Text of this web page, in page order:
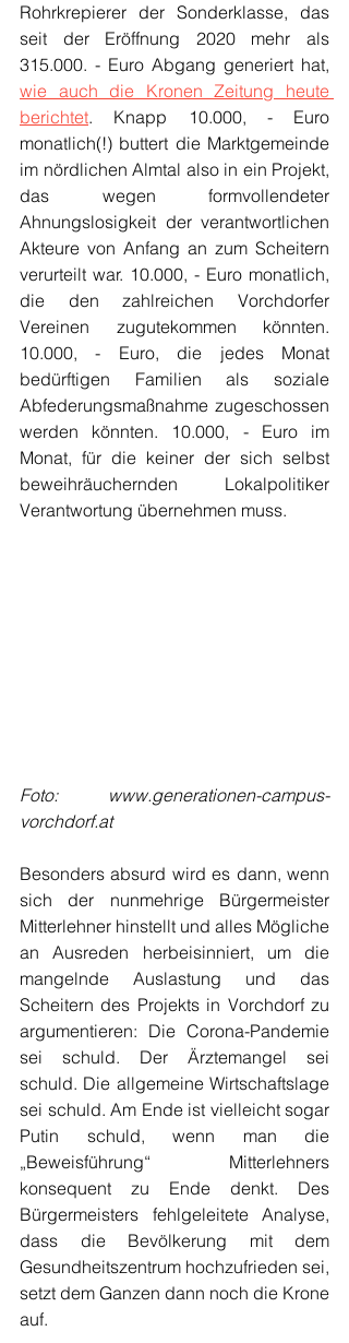
Rohrkrepierer der Sonderklasse, das
seit der Eröffnung 2020 mehr als
wie auch die Kronen Zeitung heute
berichtet. Knapp 10.000, - Euro
monatlich(!) buttert die Marktgemeinde
im nördlichen Almtal also in ein Projekt,
das wegen formvollendeter
Ahnungslosigkeit der verantwortlichen
Akteure von Anfang an zum Scheitern
verurteilt war. 10.000, - Euro monatlich,
die den zahlreichen Vorchdorfer
Vereinen zugutekommen könnten.
10.000, - Euro, die jedes Monat
bedürftigen Familien als soziale
Abfederungsmaßnahme zugeschossen
werden könnten. 10.000, - Euro im
Monat, für die keiner der sich selbst
beweihräuchernden Lokalpolitiker
Verantwortung übernehmen muss.
Foto: www.generationen-campus-
vorchdorf.at
Besonders absurd wird es dann, wenn
sich der nunmehrige Bürgermeister
Mitterlehner hinstellt und alles Mögliche
an Ausreden herbeisinniert, um die
mangelnde Auslastung und das
Scheitern des Projekts in Vorchdorf zu
argumentieren: Die Corona-Pandemie
sei schuld. Der Ärztemangel sei
schuld. Die allgemeine Wirtschaftslage
sei schuld. Am Ende ist vielleicht sogar
Putin schuld, wenn man die
„Beweisführung“ Mitterlehners
konsequent zu Ende denkt. Des
Bürgermeisters fehlgeleitete Analyse,
dass die Bevölkerung mit dem
Gesundheitszentrum hochzufrieden sei,
setzt dem Ganzen dann noch die Krone
auf.